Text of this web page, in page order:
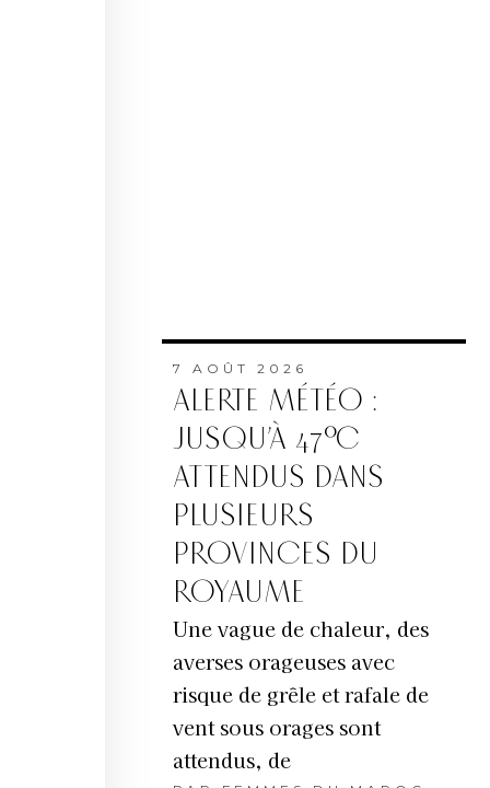
7 AOÛT 2026
ALERTE MÉTÉO :
JUSQU’À 47°C
ATTENDUS DANS
PLUSIEURS
PROVINCES DU
ROYAUME
Une vague de chaleur, des
averses orageuses avec
risque de grêle et rafale de
vent sous orages sont
attendus, de